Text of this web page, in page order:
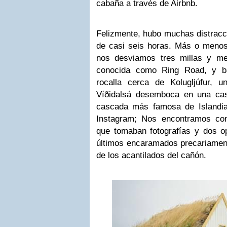
cabaña a través de Airbnb.
Felizmente, hubo muchas
de casi seis horas. Más o
nos desviamos tres millas y
conocida como Ring Road, y
rocalla cerca de Kolugljúfur,
Víðidalsá desemboca en una
cascada más famosa de
Instagram; Nos encontramos
que tomaban fotografías y dos
últimos encaramados
de los acantilados del cañón.